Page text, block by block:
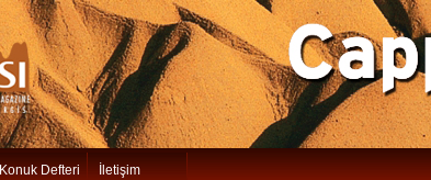
Konuk Defteri İletişim